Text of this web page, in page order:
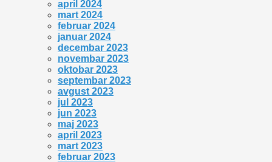
april 2024
mart 2024
februar 2024
januar 2024
decembar 2023
novembar 2023
oktobar 2023
septembar 2023
avgust 2023
jul 2023
jun 2023
maj 2023
april 2023
mart 2023
februar 2023